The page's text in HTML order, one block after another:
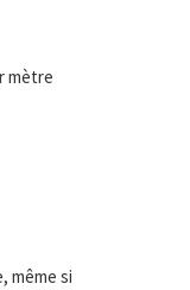
mètre
même si